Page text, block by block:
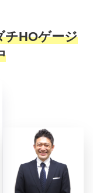
チHOゲージ